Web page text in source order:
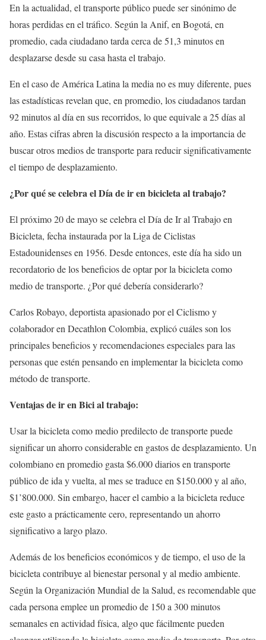
En la actualidad, el transporte público puede ser sinónimo de
horas perdidas en el tráfico. Según la Anif, en Bogotá, en
promedio, cada ciudadano tarda cerca de 51,3 minutos en
desplazarse desde su casa hasta el trabajo.
En el caso de América Latina la media no es muy diferente, pues
las estadísticas revelan que, en promedio, los ciudadanos tardan
92 minutos al día en sus recorridos, lo que equivale a 25 días al
año. Estas cifras abren la discusión respecto a la importancia de
buscar otros medios de transporte para reducir significativamente
el tiempo de desplazamiento.
¿Por qué se celebra el Día de ir en bicicleta al trabajo?
El próximo 20 de mayo se celebra el Día de Ir al Trabajo en
Bicicleta, fecha instaurada por la Liga de Ciclistas
Estadounidenses en 1956. Desde entonces, este día ha sido un
recordatorio de los beneficios de optar por la bicicleta como
medio de transporte. ¿Por qué debería considerarlo?
Carlos Robayo, deportista apasionado por el Ciclismo y
colaborador en Decathlon Colombia, explicó cuáles son los
principales beneficios y recomendaciones especiales para las
personas que estén pensando en implementar la bicicleta como
método de transporte.
Ventajas de ir en Bici al trabajo:
Usar la bicicleta como medio predilecto de transporte puede
significar un ahorro considerable en gastos de desplazamiento. Un
colombiano en promedio gasta $6.000 diarios en transporte
público de ida y vuelta, al mes se traduce en $150.000 y al año,
$1’800.000. Sin embargo, hacer el cambio a la bicicleta reduce
este gasto a prácticamente cero, representando un ahorro
significativo a largo plazo.
Además de los beneficios económicos y de tiempo, el uso de la
bicicleta contribuye al bienestar personal y al medio ambiente.
Según la Organización Mundial de la Salud, es recomendable que
cada persona emplee un promedio de 150 a 300 minutos
semanales en actividad física, algo que fácilmente pueden